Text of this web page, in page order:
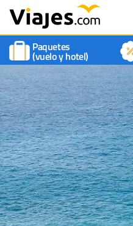
Paquetes
(vuelo y hotel)